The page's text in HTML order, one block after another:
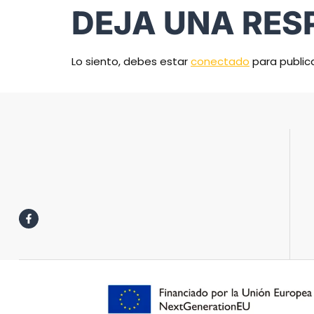
DEJA UNA
Lo siento, debes estarconectado para